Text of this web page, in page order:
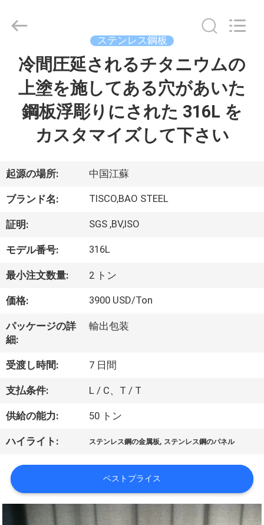
ク
ト
私
達
つ
い
て
工
場
旅
行
JIANGSU
LIMITED.
ステンレス鋼板
冷間圧延されるチタニウムの
上塗を施してある穴があいた
鋼板浮彫りにされた 316L を
カスタマイズして下さい
起源の場所: 中国江蘇
ブランド名: TISCO,BAO STEEL
証明: SGS ,BV,ISO
モデル番号: 316L
最小注文数量: 2 トン
価格: 3900 USD/Ton
パッケージの詳
細:
輸出包装
受渡し時間: 7 日間
支払条件: L / C、T / T
供給の能力: 50 トン
ハイライト: ステンレス鋼の金属板, ステンレス鋼のパネル
ベストプライス